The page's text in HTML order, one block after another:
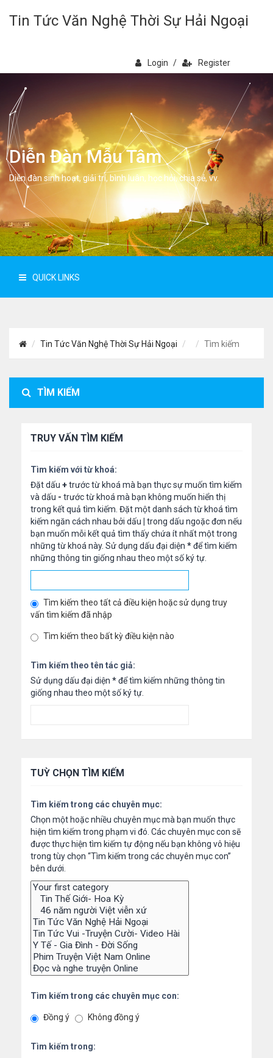
Tin Tức Văn Nghệ Thời Sự Hải Ngoại
Login / Register
Diễn Đàn Mẫu Tâm
Diễn đàn sinh hoạt, giải trí, bình luân, học hỏi, chia sẻ, vv.
QUICK LINKS
Tin Tức Văn Nghệ Thời Sự Hải Ngoại Tìm kiếm
TÌM KIẾM
TRUY VẤN TÌM KIẾM
Tìm kiếm với từ khoá:
Đặt dấu +trước từ khoá mà bạn thực sự muốn tìm kiếm
và dấu - trước từ khoá mà bạn không muốn hiển thị
trong kết quả tìm kiếm. Đặt một danh sách từ khoá tìm
kiếm ngăn cách nhau bởi dấu
trong dấu ngoặc đơn nếu
bạn muốn mỗi kết quả tìm thấy chứa ít nhất một trong
những từ khoá này. Sử dụng dấu đại diện *để tìm kiếm
những thông tin giống nhau theo một số ký tự.
Tìm kiếm theo tất cả điều kiện hoặc sử dụng truy
vấn tìm kiếm đã nhập
Tìm kiếm theo bất kỳ điều kiện nào
Tìm kiếm theo tên tác giả:
Sử dụng dấu đại diện *để tìm kiếm những thông tin
giống nhau theo một số ký tự.
TUỲ CHỌN TÌM KIẾM
Tìm kiếm trong các chuyên mục:
Chọn một hoặc nhiều chuyên mục mà bạn muốn thực
hiện tìm kiếm trong phạm vi đó. Các chuyên mục con sẽ
được thực hiện tìm kiếm tự động nếu bạn không vô hiệu
trong tùy chọn “Tìm kiếm trong các chuyên mục con”
bên dưới.
Tìm kiếm trong các chuyên mục con:
Đồng ý Không đồng ý
Tìm kiếm trong: